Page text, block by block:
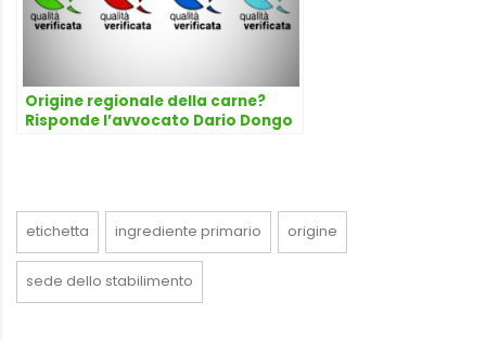
Origine regionale della carne?
Risponde l’avvocato Dario Dongo
etichetta ingrediente primario origine
sede dello stabilimento